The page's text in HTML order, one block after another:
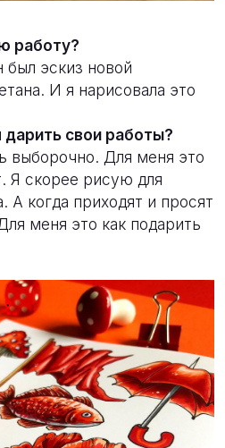
работу?
был эскиз новой
И я нарисовала это
свои работы?
выборочно. Для меня это
Я скорее рисую для
А когда приходят и просят
меня это как подарить